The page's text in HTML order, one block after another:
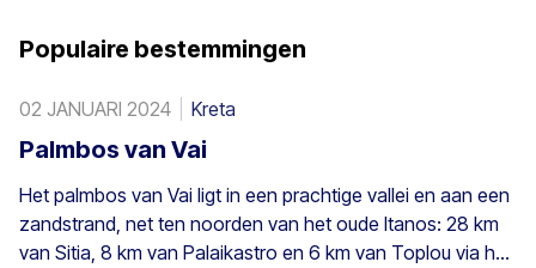
Populaire bestemmingen
02 JANUARI 2024 Kreta
Palmbos van Vai
Het palmbos van Vai ligt in een prachtige vallei en aan een
zandstrand, net ten noorden van het oude Itanos: 28 km
van Sitia, 8 km van Palaikastro en 6 km van Toplou via hun